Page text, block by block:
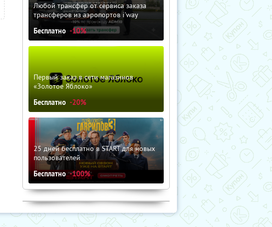
Любой трансфер от сервиса заказа
трансферов из аэропортов i'way
Бесплатно -10%
Первый заказ в сети магазинов
«Золотое Яблоко»
Бесплатно -20%
25 дней бесплатно в START для новых
пользователей
Бесплатно -100%